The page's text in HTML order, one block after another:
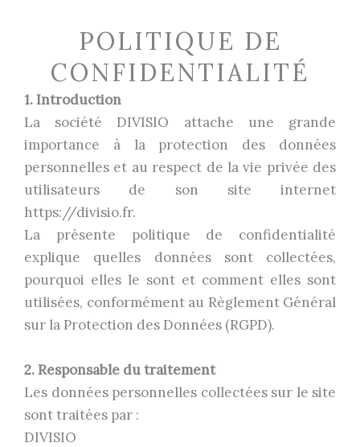
POLITIQUE DE
CONFIDENTIALITÉ
1. Introduction
La société DIVISIO attache une grande
importance à la protection des données
personnelles et au respect de la vie privée des
utilisateurs de son site internet
https://divisio.fr.
La présente politique de confidentialité
explique quelles données sont collectées,
pourquoi elles le sont et comment elles sont
utilisées, conformément au Règlement Général
sur la Protection des Données (RGPD).
2. Responsable du traitement
Les données personnelles collectées sur le site
sont traitées par :
DIVISIO